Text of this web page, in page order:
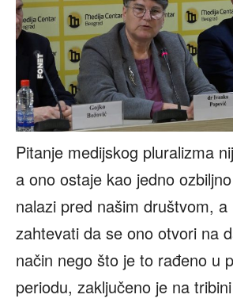
Pitanje medijskog pluralizma
a ono ostaje kao jedno
nalazi pred našim društvom,
zahtevati da se ono otvori na
način nego što je to rađeno u
periodu, zaključeno je na